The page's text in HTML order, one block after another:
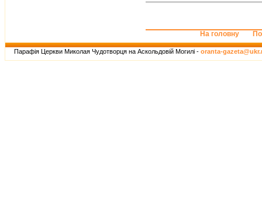
На головну
Парафія Церкви Миколая Чудотворця на Аскольдовій Могилі - oranta-